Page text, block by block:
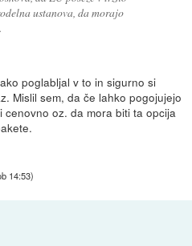
ustanova, da morajo
poglabljal v to in sigurno si
Mislil sem, da če lahko pogojujejo
oz. da mora biti ta opcija
14:53)